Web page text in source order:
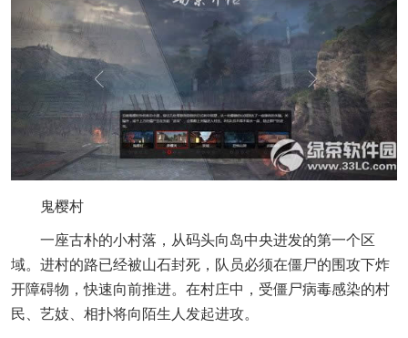
鬼樱村
一座古朴的小村落，从码头向岛中央进发的第一个区
域。进村的路已经被山石封死，队员必须在僵尸的围攻下炸
开障碍物，快速向前推进。在村庄中，受僵尸病毒感染的村
民、艺妓、相扑将向陌生人发起进攻。